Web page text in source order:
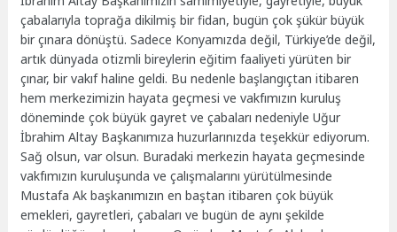
çabalarıyla toprağa dikilmiş bir fidan, bugün çok şükür büyük
bir çınara dönüştü. Sadece Konyamızda değil, Türkiye’de değil,
artık dünyada otizmli bireylerin eğitim faaliyeti yürüten bir
çınar, bir vakıf haline geldi. Bu nedenle başlangıçtan itibaren
hem merkezimizin hayata geçmesi ve vakfımızın kuruluş
döneminde çok büyük gayret ve çabaları nedeniyle Uğur
İbrahim Altay Başkanımıza huzurlarınızda teşekkür ediyorum.
Sağ olsun, var olsun. Buradaki merkezin hayata geçmesinde
vakfımızın kuruluşunda ve çalışmalarını yürütülmesinde
Mustafa Ak başkanımızın en baştan itibaren çok büyük
emekleri, gayretleri, çabaları ve bugün de aynı şekilde